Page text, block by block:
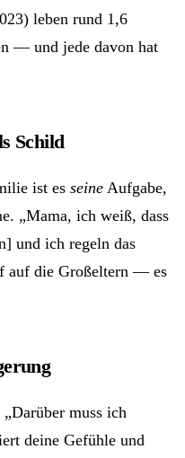
leben rund 1,6
— und jede davon hat
Schild
ist es seine Aufgabe,
„Mama, ich weiß, dass
und ich regeln das
auf die Großeltern — es
muss ich
deine Gefühle und